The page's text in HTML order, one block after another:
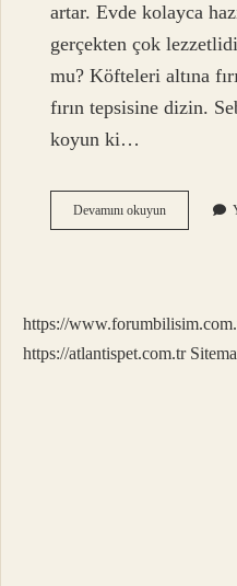
artar. Evde kolayca
gerçekten çok
mu? Köfteleri altına
fırın tepsisine dizin.
koyun ki…
Devamını okuyunBeyti
Kuzu
https://
https://atlantispet.com.tr